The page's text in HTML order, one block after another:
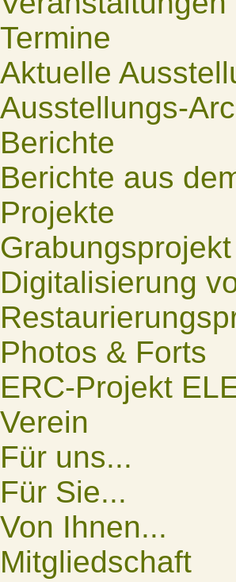
Termine
Aktuelle
Ausstellungs-
Berichte
Berichte aus
Projekte
Digitalisierung
Photos & Forts
ERC-Projekt
Verein
Für uns...
Für Sie...
Von Ihnen...
Mitgliedschaft